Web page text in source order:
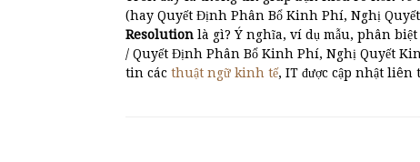
(hay Quyết Định Phân Bổ Kinh Phí, Nghị
Resolution là gì? Ý nghĩa, ví dụ mẫu, phân
/ Quyết Định Phân Bổ Kinh Phí, Nghị Quyết
tin các thuật ngữ kinh tế, IT được cập nhật liên